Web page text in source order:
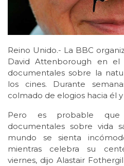
Reino Unido.- La BBC
David Attenborough en el
documentales sobre la
los cines. Durante
colmado de elogios hacia él y
Pero es probable
documentales sobre vida
mundo se sienta
mientras celebra su
viernes, dijo Alastair